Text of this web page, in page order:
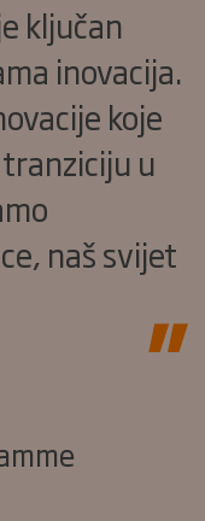
ključan
inovacija.
koje
u
naš svijet